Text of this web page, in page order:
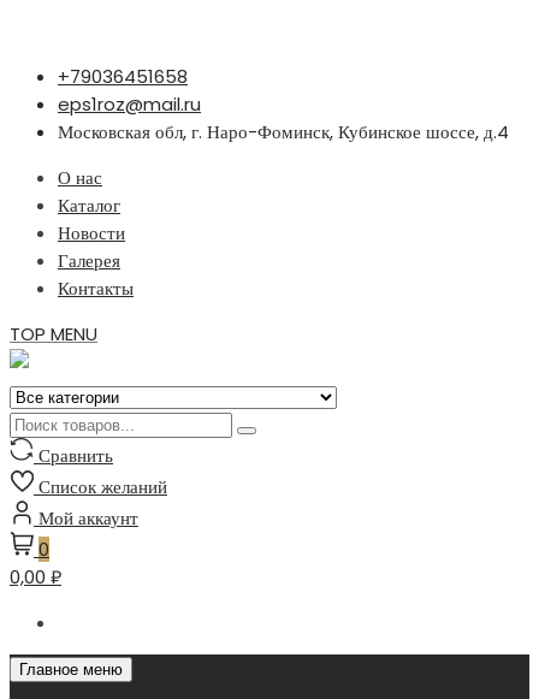
Перейти
содержимому
+79036451658
eps1roz@mail.ru
Московская обл, г. Наро-Фоминск, Кубинское шоссе, д.4
О нас
Каталог
Новости
Галерея
Контакты
TOP MENU
Сравнить
Список желаний
Мой аккаунт
0
0,00 ₽
Главное меню